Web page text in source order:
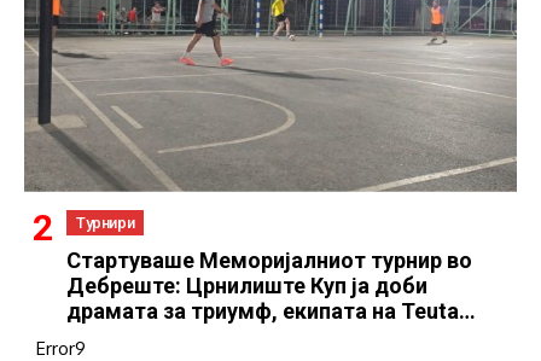
Турнири
Стартуваше Меморијалниот турнир во
Дебреште: Црнилиште Куп ја доби
драмата за триумф, екипата на Teuta
Stalone пресилна
Error9